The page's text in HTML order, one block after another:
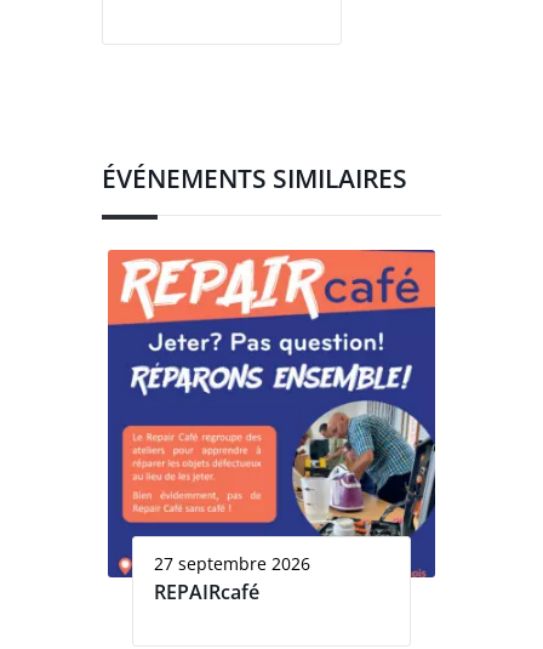
ÉVÉNEMENTS SIMILAIRES
27 septembre 2026
REPAIRcafé